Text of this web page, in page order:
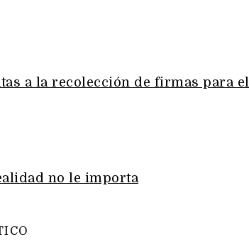
a la recolección de firmas para el
no le importa